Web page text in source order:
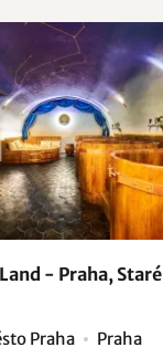
- Praha, Staré
Praha Praha